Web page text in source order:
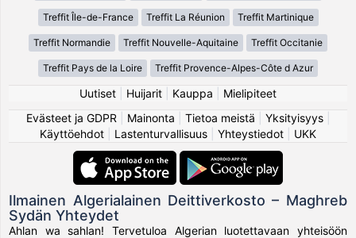
Treffit Île-de-France Treffit La Réunion Treffit Martinique
Treffit Normandie Treffit Nouvelle-Aquitaine Treffit Occitanie
Treffit Pays de la Loire Treffit Provence-Alpes-Côte d Azur
Uutiset Huijarit Kauppa
Mielipiteet
Evästeet ja GDPR
Mainonta Tietoa meistä Yksityisyys|
Käyttöehdot
Lastenturvallisuus Yhteystiedot UKK
Ilmainen Algerialainen Deittiverkosto – Maghreb
Sydän Yhteydet
Ahlan wa sahlan! Tervetuloa Algerian luotettavaan yhteisöön